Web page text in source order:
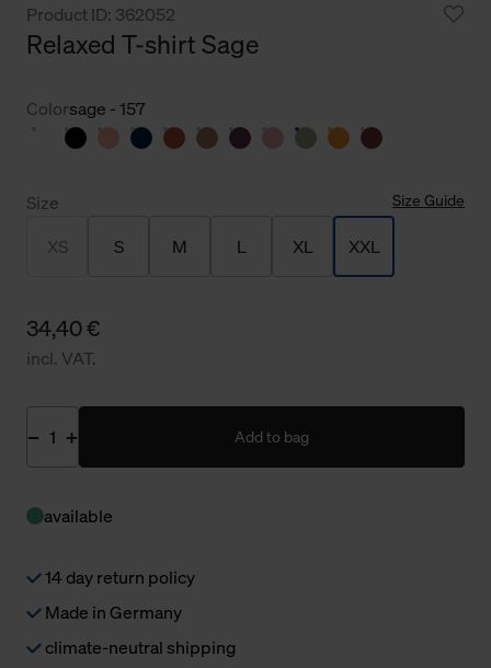
Product ID: 362052
Relaxed T-shirt Sage
Colorsage - 157
Size Size Guide
XS S M L XL XXL
34,40 €
incl. VAT.
Add to bag
available
14 day return policy
Made in Germany
climate-neutral shipping